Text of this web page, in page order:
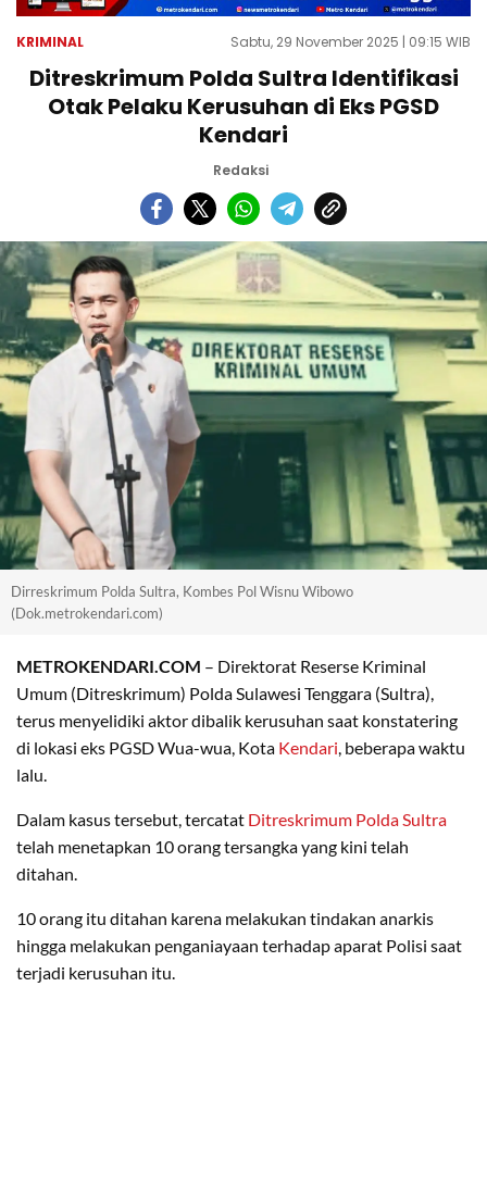
KRIMINAL Sabtu, 29 November 2025 | 09:15 WIB
Ditreskrimum Polda Sultra Identifikasi
Otak Pelaku Kerusuhan di Eks PGSD
Kendari
Redaksi
Dirreskrimum Polda Sultra, Kombes Pol Wisnu Wibowo
(Dok.metrokendari.com)
METROKENDARI.COM – Direktorat Reserse Kriminal
Umum (Ditreskrimum) Polda Sulawesi Tenggara (Sultra),
terus menyelidiki aktor dibalik kerusuhan saat konstatering
di lokasi eks PGSD Wua-wua, Kota Kendari , beberapa waktu
lalu.
Dalam kasus tersebut, tercatat Ditreskrimum Polda Sultra
telah menetapkan 10 orang tersangka yang kini telah
ditahan.
10 orang itu ditahan karena melakukan tindakan anarkis
hingga melakukan penganiayaan terhadap aparat Polisi saat
terjadi kerusuhan itu.